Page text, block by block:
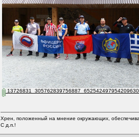
Хрен, положенный на мнение окружающих,
С д.п.!